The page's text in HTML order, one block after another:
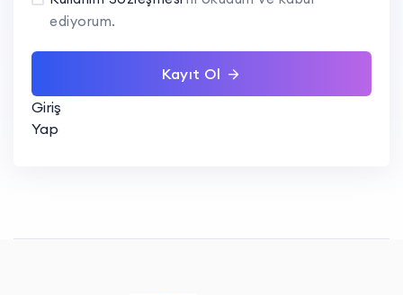
ediyorum.
Kayıt Ol
Giriş
Yap